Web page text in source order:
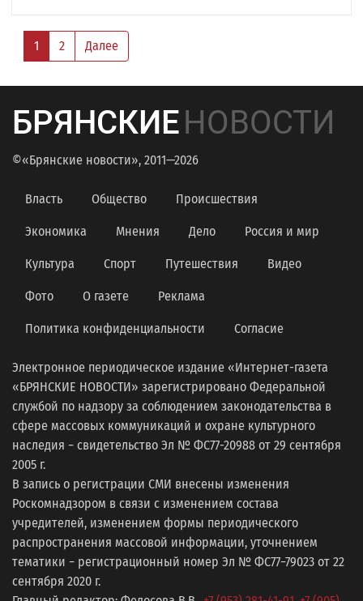
1 2 Далее
БРЯНСКИЕНОВОСТИ
©«Брянские новости», 2011—2026
Власть Общество Происшествия
Экономика Мнения Дело Россия и мир
Культура Спорт Путешествия Видео
Фото О газете Реклама
Политика конфиденциальности Согласие
Электронное периодическое издание «Интернет-газета
«БРЯНСКИЕ НОВОСТИ» зарегистрировано Федеральной
службой по надзору за соблюдением законодательства в
сфере массовых коммуникаций и охране культурного
наследия − свидетельство Эл № ФС77-20988 от 29 сентября
2005 г.
В запись о регистрации СМИ внесены изменения
Роскомнадзором в связи с изменением состава
учредителей, изменением формы периодического
распространения массовой информации, уточнением
тематики − регистрационный номер Эл № ФС77−79023 от 22
сентября 2020 г.